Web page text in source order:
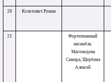
20 Колотович Роман
21
Фортепианный
ансамбль:
Магомедова
Самира, Щербина
Алексей